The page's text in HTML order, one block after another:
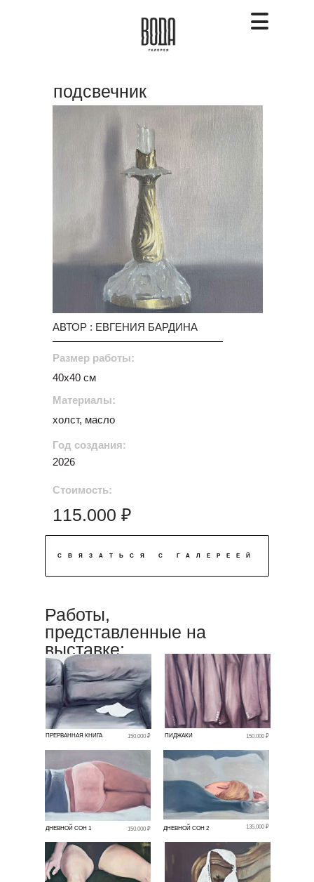
СВЯЗАТЬСЯ С ГАЛЕРЕЕЙ
подсвечник
Размер работы:
115.000 ₽
Стоимость:
Материалы:
холст, масло
Год создания:
2026
40х40 см
АВТОР : ЕВГЕНИЯ БАРДИНА
Работы,
представленные на
выставке:
ПРЕРВАННАЯ КНИГА 150.000 ₽
ДНЕВНОЙ СОН 2 135.000 ₽
ПИДЖАКИ 150.000 ₽
ДНЕВНОЙ СОН 1 150.000 ₽